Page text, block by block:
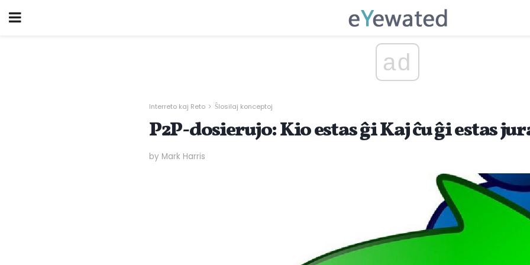
ad
Interreto kaj Reto Ŝlosilaj konceptoj
P2P-dosierujo: Kio estas ĝi Kaj ĉu ĝi estas
by Mark Harris